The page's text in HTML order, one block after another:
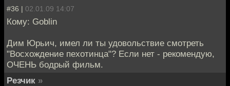
#36 | 02.01.09 14:07
Кому: Goblin
Дим Юрьич, имел ли ты удовольствие смотреть
"Восхождение пехотинца"? Если нет - рекомендую,
ОЧЕНЬ бодрый фильм.
Резчик »